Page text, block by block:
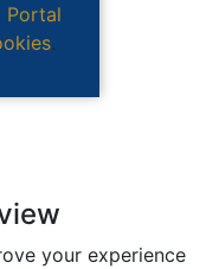
Portal
.
your experience